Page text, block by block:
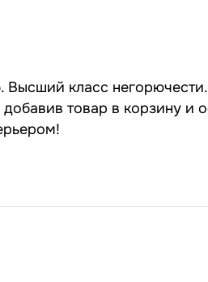
класс
товар в корзину и